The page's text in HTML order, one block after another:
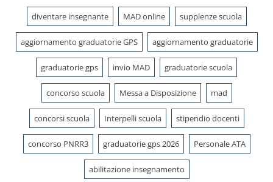
diventare insegnante MAD online supplenze scuola
aggiornamento graduatorie GPS aggiornamento graduatorie
graduatorie gps invio MAD graduatorie scuola
concorso scuola Messa a Disposizione mad
concorsi scuola Interpelli scuola stipendio docenti
concorso PNRR3 graduatorie gps 2026 Personale ATA
abilitazione insegnamento